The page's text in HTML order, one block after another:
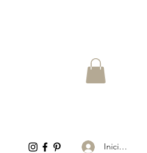
Iniciar sesión